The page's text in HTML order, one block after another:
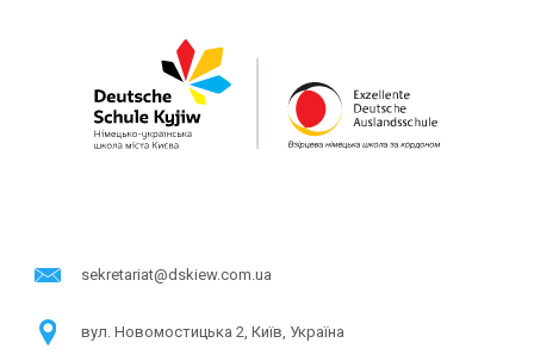
sekretariat@dskiew.com.ua
в​ул. Новомостицька 2, Київ, Україна